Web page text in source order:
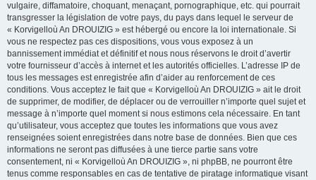
vulgaire, diffamatoire, choquant, menaçant, pornographique, etc. qui pourrait
transgresser la législation de votre pays, du pays dans lequel le serveur de
« Korvigelloù An DROUIZIG » est hébergé ou encore la loi internationale. Si
vous ne respectez pas ces dispositions, vous vous exposez à un
bannissement immédiat et définitif et nous nous réservons le droit d’avertir
votre fournisseur d’accès à internet et les autorités officielles. L’adresse IP de
tous les messages est enregistrée afin d’aider au renforcement de ces
conditions. Vous acceptez le fait que « Korvigelloù An DROUIZIG » ait le droit
de supprimer, de modifier, de déplacer ou de verrouiller n’importe quel sujet et
message à n’importe quel moment si nous estimons cela nécessaire. En tant
qu’utilisateur, vous acceptez que toutes les informations que vous avez
renseignées soient enregistrées dans notre base de données. Bien que ces
informations ne seront pas diffusées à une tierce partie sans votre
consentement, ni « Korvigelloù An DROUIZIG », ni phpBB, ne pourront être
tenus comme responsables en cas de tentative de piratage informatique visant